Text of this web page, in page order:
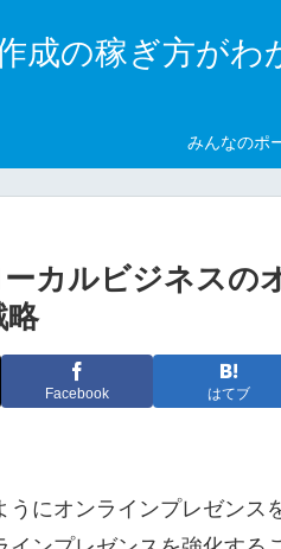
成の稼ぎ方がわ
みんなのポ
カルビジネスの
略
Facebook はてブ
うにオンラインプレゼンス